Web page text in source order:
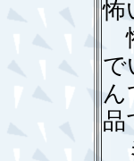
怖
で
ん
品